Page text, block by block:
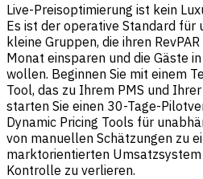
Live-Preisoptimierung ist kein
Es ist der operative Standard für
kleine Gruppen, die ihren
Monat einsparen und die Gäste
wollen. Beginnen Sie mit einem
Tool, das zu Ihrem PMS und
starten Sie einen 30-Tage-
Dynamic Pricing Tools für
von manuellen Schätzungen zu
marktorientierten
Kontrolle zu verlieren.